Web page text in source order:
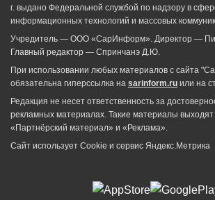
г. выдано Федеральной службой по надзору в
информационных технологий и массовых
Учредитель — ООО «СарИнформ». Директор —
Главный редактор — Спринчанэ Д.Ю.
При использовании любых материалов с сайта
обязательна гиперссылка на sarinform.ru или на
Редакция не несет ответственность за
рекламных материалах. Такие материалы выходят
«Партнёрский материал» и «Реклама».
Сайт использует Cookie и сервиc Яндекс.Метрика